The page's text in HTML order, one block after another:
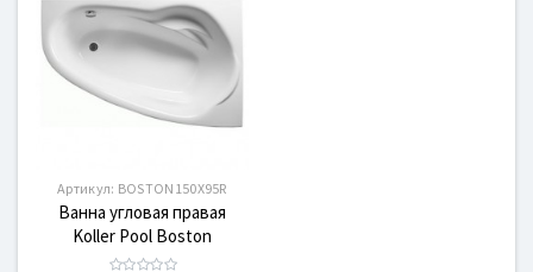
Артикул: BOSTON150X95R
Ванна угловая правая
Koller Pool Boston
150х95 R